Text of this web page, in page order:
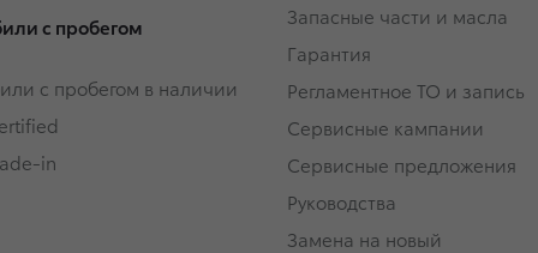
с пробегом
с пробегом в наличии
in
Запасные части и масла
Гарантия
Регламентное ТО и запись
Сервисные кампании
Сервисные предложения
Руководства
Замена на новый